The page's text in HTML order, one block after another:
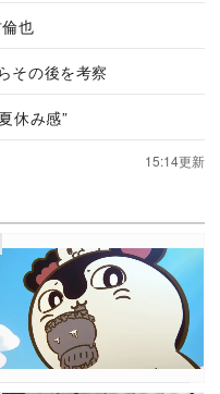
也
その後を考察
休み感”
15:14更新